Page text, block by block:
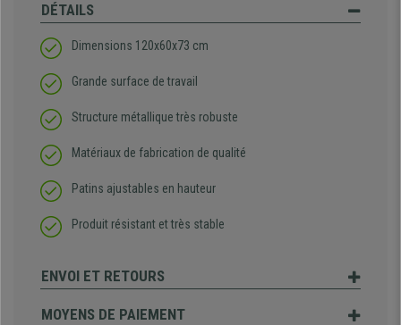
DÉTAILS
Dimensions 120x60x73 cm
Grande surface de travail
Structure métallique très robuste
Matériaux de fabrication de qualité
Patins ajustables en hauteur
Produit résistant et très stable
ENVOI ET RETOURS
MOYENS DE PAIEMENT